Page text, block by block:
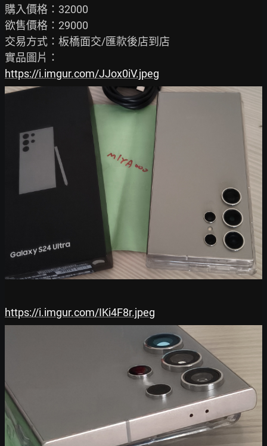
購入價格：32000
欲售價格：29000
交易方式：板橋面交/匯款後店到店
https://i.imgur.com/JJox0iV.jpeg
https://i.imgur.com/IKi4F8r.jpeg